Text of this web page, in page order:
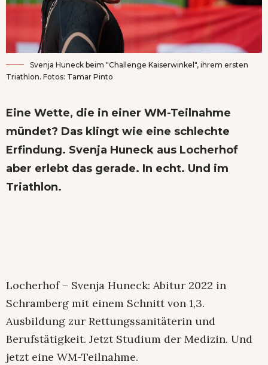
Svenja Huneck beim "Challenge Kaiserwinkel", ihrem ersten
Triathlon. Fotos: Tamar Pinto
Eine Wette, die in einer WM-Teilnahme
mündet? Das klingt wie eine schlechte
Erfindung. Svenja Huneck aus Locherhof
aber erlebt das gerade. In echt. Und im
Triathlon.
Locherhof – Svenja Huneck: Abitur 2022 in
Schramberg mit einem Schnitt von 1,3.
Ausbildung zur Rettungssanitäterin und
Berufstätigkeit. Jetzt Studium der Medizin. Und
jetzt eine WM-Teilnahme.